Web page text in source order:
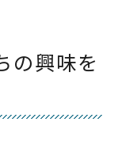
の興味を